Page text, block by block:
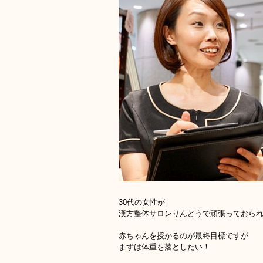
30代の女性が
漢方整体サロンりんどうで頑張っておら
赤ちゃんを授かるのが最終目標ですが
まずは体重を落としたい！